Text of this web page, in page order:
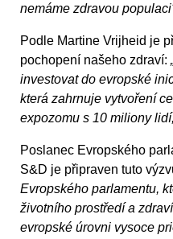
nemáme zdravou
Podle Martine Vrijheid je
pochopení našeho zdraví:
investovat do evropské
která zahrnuje vytvoření
expozomu s 10 miliony
Poslanec Evropského
S&D je připraven tuto
Evropského parlamentu,
životního prostředí a
evropské úrovni vysoce